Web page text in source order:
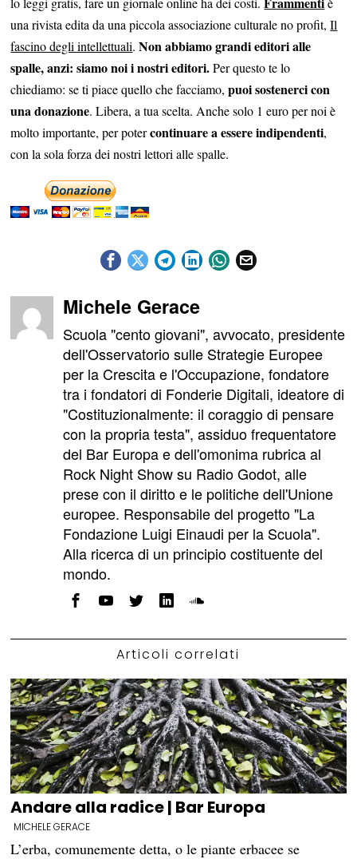
una rivista edita da una piccola associazione culturale no profit,Il
fascino degli intellettuali.Non abbiamo grandi editori alle
spalle, anzi: siamo noi i nostri editori.Per questo te lo
chiediamo: se ti piace quello che facciamo,puoi sostenerci con
una donazione. Libera, a tua scelta. Anche solo 1 euro per noi è
molto importante, per potercontinuare a essere indipendenti,
con la sola forza dei nostri lettori alle spalle.
Michele Gerace
Scuola "cento giovani", avvocato, presidente
dell'Osservatorio sulle Strategie Europee
per la Crescita e l'Occupazione, fondatore
tra i fondatori di Fonderie Digitali, ideatore di
"Costituzionalmente: il coraggio di pensare
con la propria testa", assiduo frequentatore
del Bar Europa e dell'omonima rubrica al
Rock Night Show su Radio Godot, alle
prese con il diritto e le politiche dell'Unione
europee. Responsabile del progetto "La
Fondazione Luigi Einaudi per la Scuola".
Alla ricerca di un principio costituente del
mondo.
Articoli correlati
Andare alla radice | Bar Europa
MICHELE GERACE
L’erba, comunemente detta, o le piante erbacee se